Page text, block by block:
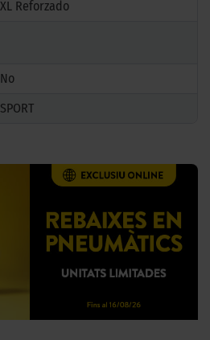
XL Reforzado
No
SPORT